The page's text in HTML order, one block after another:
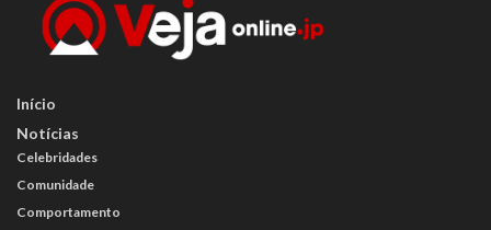
Início
Notícias
Celebridades
Comunidade
Comportamento